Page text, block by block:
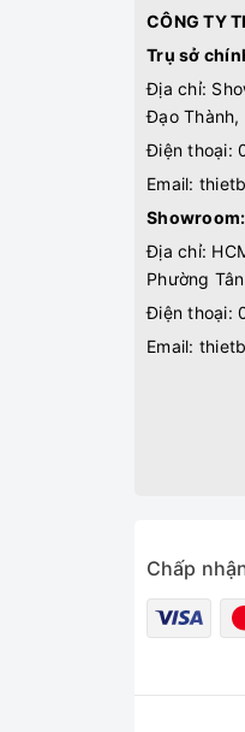
CÔNG TY
Trụ sở
Địa chỉ:
Đạo Thành,
Điện thoại:
Email:
Showroom:
Địa chỉ:
Phường
Điện thoại:
Email:
Chấp